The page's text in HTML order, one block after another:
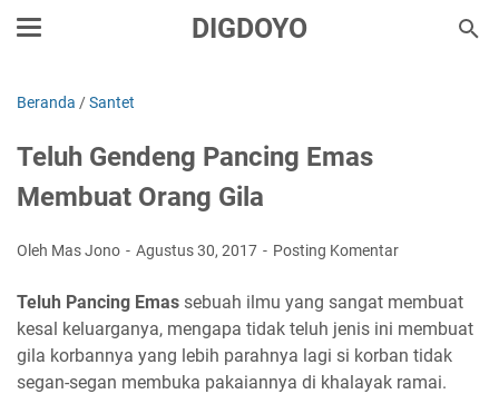
DIGDOYO
Beranda /Santet
Teluh Gendeng Pancing Emas
Membuat Orang Gila
Oleh Mas Jono Agustus 30, 2017 Posting Komentar
Teluh Pancing Emas sebuah ilmu yang sangat membuat
kesal keluarganya, mengapa tidak teluh jenis ini membuat
gila korbannya yang lebih parahnya lagi si korban tidak
segan-segan membuka pakaiannya di khalayak ramai.